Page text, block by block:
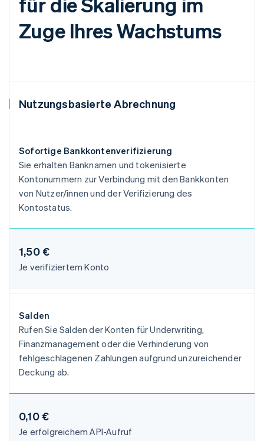
Zuge Ihres Wachstums
Nutzungsbasierte Abrechnung
Sofortige Bankkontenverifizierung
Sie erhalten Banknamen und tokenisierte
Kontonummern zur Verbindung mit den Bankkonten
von Nutzer/innen und der Verifizierung des
Kontostatus.
1,50 €
Je verifiziertem Konto
Salden
Rufen Sie Salden der Konten für Underwriting,
Finanzmanagement oder die Verhinderung von
fehlgeschlagenen Zahlungen aufgrund unzureichender
Deckung ab.
0,10 €
Je erfolgreichem API-Aufruf
Australien
English
Belgien
Português
Bulgarien
English